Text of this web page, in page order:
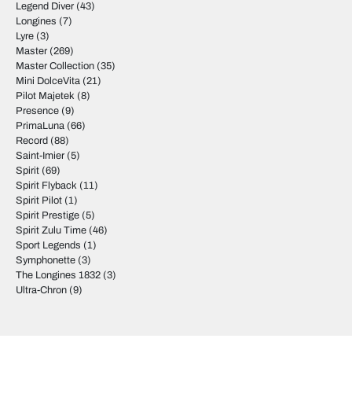
Legend Diver (43)
Longines (7)
Lyre (3)
Master (269)
Master Collection (35)
Mini DolceVita (21)
Pilot Majetek (8)
Presence (9)
PrimaLuna (66)
Record (88)
Saint-Imier (5)
Spirit (69)
Spirit Flyback (11)
Spirit Pilot (1)
Spirit Prestige (5)
Spirit Zulu Time (46)
Sport Legends (1)
Symphonette (3)
The Longines 1832 (3)
Ultra-Chron (9)